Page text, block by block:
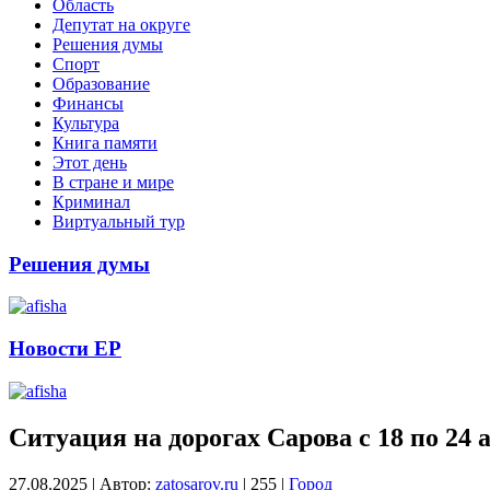
Область
Депутат на округе
Решения думы
Спорт
Образование
Финансы
Культура
Книга памяти
Этот день
В стране и мире
Криминал
Виртуальный тур
Решения думы
Новости ЕР
Ситуация на дорогах Сарова с 18 по 24
27.08.2025 | Автор: zatosarov.ru | 255 | Город